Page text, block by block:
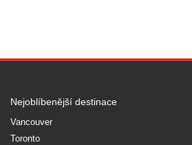
Nejoblíbenější destinace
Vancouver
Toronto